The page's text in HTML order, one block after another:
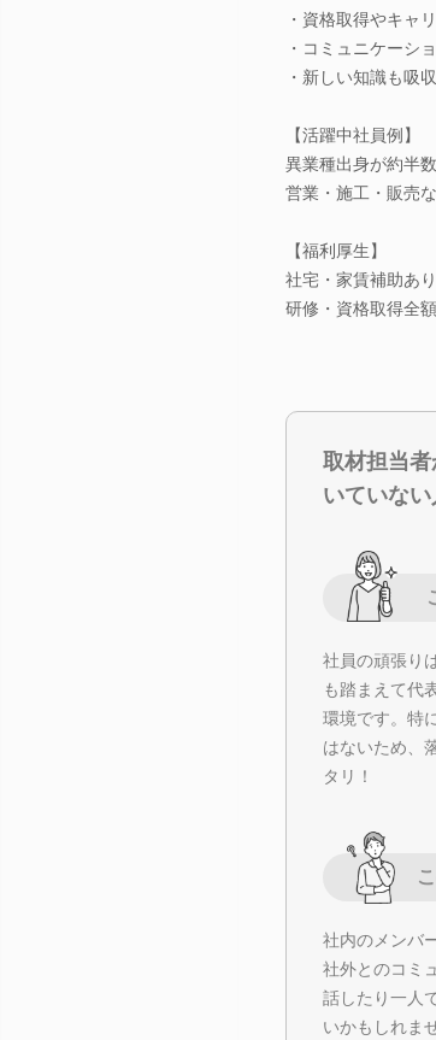
・資格取得やキャ
・コミュニケーシ
・新しい知識も吸
【活躍中社員例】
異業種出身が約半数
営業・施工・販売
【福利厚生】
社宅・家賃補助あ
研修・資格取得全
取材担当
いていない
社員の頑張り
も踏まえて代
環境です。特
はないため、
タリ！
社内のメンバ
社外とのコミ
話したり一人
いかもしれま